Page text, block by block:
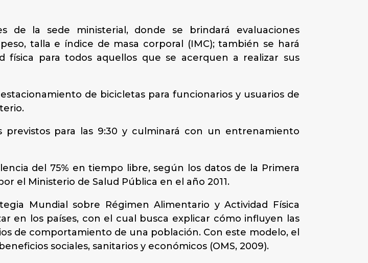
de la sede ministerial, donde se brindará evaluaciones
talla e índice de masa corporal (IMC); también se hará
para todos aquellos que se acerquen a realizar sus
de bicicletas para funcionarios y usuarios de
para las 9:30 y culminará con un entrenamiento
del 75% en tiempo libre, según los datos de la Primera
el Ministerio de Salud Pública en el año 2011.
Mundial sobre Régimen Alimentario y Actividad Física
en los países, con el cual busca explicar cómo influyen las
de comportamiento de una población. Con este modelo, el
sociales, sanitarios y económicos (OMS, 2009).